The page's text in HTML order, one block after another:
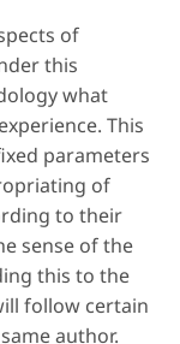
of
this
what
This
parameters
of
to their
sense of the
this to the
follow certain
author.